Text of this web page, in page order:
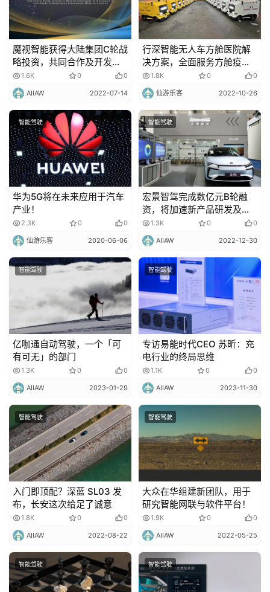
魔视智能获得大陆集团C轮战
略投资，共同合作及开发智
能出行解决方案
1.6K 0 0
AIIAW 2022-07-14
行深智能无人车方舱医院解
决方案，全面服务方舱疫情
防控
1.8K 0 0
仙游乐客 2022-10-26
智能驾驶
华为5G将在未来应用于汽车
产业！
2.3K 0 0
仙游乐客 2020-06-06
智能驾驶
宏景智驾完成数亿元B轮融
资，将加速新产品研发及产
能扩充
1.3K 0 0
AIIAW 2022-12-30
智能驾驶
亿咖通自动驾驶，一个「可
有可无」的部门
1.3K 0 0
AIIAW 2023-01-29
智能驾驶
专访易能时代CEO 苏昕：充
电行业的终局思维
1.1K 0 0
AIIAW 2023-11-30
智能驾驶
入门即顶配？深蓝 SL03 发
布，长安这次给足了诚意
1.8K 0 0
AIIAW 2022-08-22
智能驾驶
大众在华组建新团队，用于
研究智能网联与软件平台！
1.9K 0 0
AIIAW 2022-05-25
智能驾驶 智能驾驶